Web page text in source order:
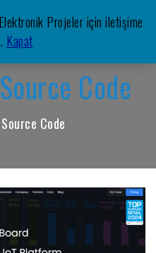
Yazılım
Mekatronik,
Code
Code
Projeler için iletişime
Kapat